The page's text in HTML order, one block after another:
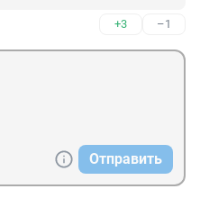
+3 –1
Отправить